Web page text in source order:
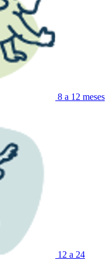
8 a 12 meses
12 a 24